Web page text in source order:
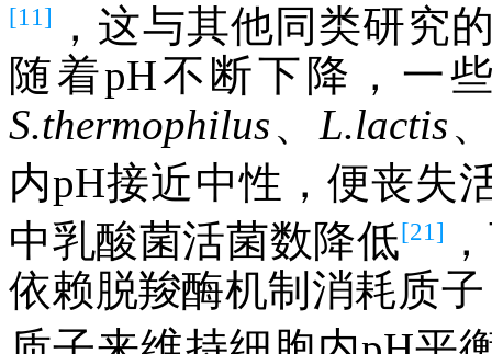
[11]
，这与其他同类研究
随着pH不断下降，一
S.thermophilus、 L.lactis
内pH接近中性，便丧失
中乳酸菌活菌数降低[21]
依赖脱羧酶机制消耗质子